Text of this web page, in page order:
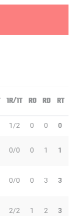
1R/1T RO RD RT
1/2 0 0 0
0/0 0 1 1
0/0 0 3 3
2/2 1 2 3